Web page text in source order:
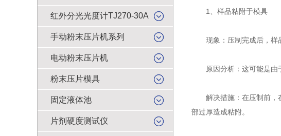
红外分光光度计TJ270-30A
手动粉末压片机系列
电动粉末压片机
粉末压片模具
固定液体池
片剂硬度测试仪
1、样品粘附于模具
现象：压制完成后，样品
原因分析：这可能是由于
解决措施：在压制前，在
部过厚造成粘附。